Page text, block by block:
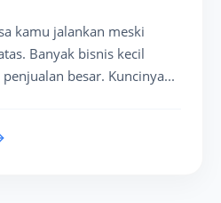
kamu jalankan meski
Banyak bisnis kecil
besar. Kuncinya...